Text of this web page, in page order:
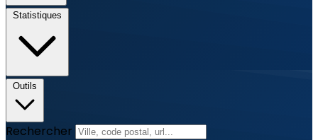
Statistiques
Outils
Rechercher